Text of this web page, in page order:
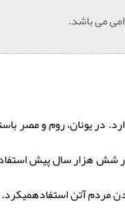
می باشد.
در یونان، روم و مصر
شش هزار سال پیش
مردم آتن استفادهمیکرد.